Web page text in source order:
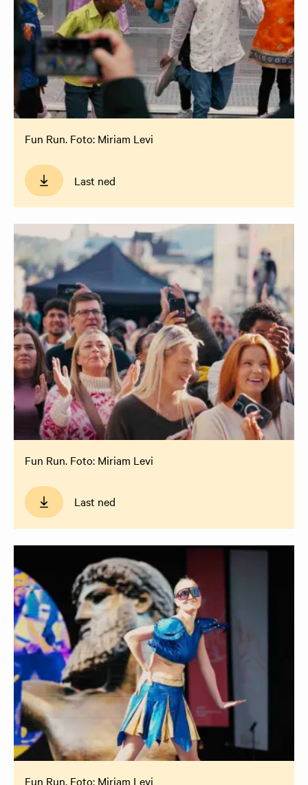
Fun Run. Foto: Miriam Levi
Last ned
Fun Run. Foto: Miriam Levi
Last ned
Fun Run. Foto: Miriam Levi